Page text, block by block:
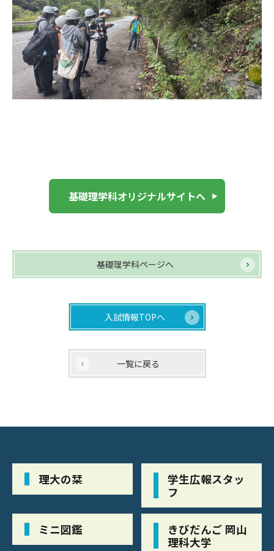
基礎理学科オリジナルサイトへ
基礎理学科ページへ
入試情報TOPへ
一覧に戻る
理大の栞
学生広報スタッ
フ
ミニ図鑑
きびだんご 岡山
理科大学